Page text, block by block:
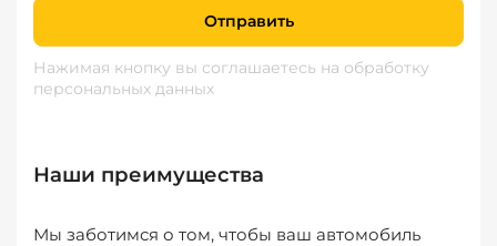
Отправить
Нажимая кнопку вы соглашаетесь на обработку
персональных данных
Наши преимущества
Мы заботимся о том, чтобы ваш автомобиль